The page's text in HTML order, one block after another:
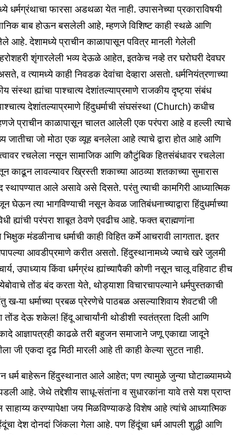
धर्मग्रंथाचा फारसा अडथळा येत नाही. उपासनेच्या प्रकाराविषयी
बाब होऊन बसलेली आहे, म्हणजे विशिष्ट काही स्थळे आणि
आहे. देशामध्ये प्राचीन काळापासून पवित्र मानली गेलेली
शृंगारलेली भव्य देऊळे आहेत, इतकेच नव्हे तर घरोघरी देवघर
व त्यामध्ये काही निवडक देवांचा देव्हारा असतो. धर्मनियंत्रणाच्या
संस्था ह्यांचा पाश्चात्य देशांतल्याप्रमाणे राजकीय दृष्ट्या संबंध
देशांतल्याप्रमाणे हिंदुधर्माची संघसंस्था (Church) कधीच
प्राचीन काळापासून चालत आलेली एक परंपरा आहे व हल्ली त्याचे
जो मोठा एक व्यूह बनलेला आहे त्याचे द्वारा होत आहे आणि
रचलेला नसून सामाजिक आणि कौटुंबिक हितसंबंधावर रचलेला
काढून लावल्यावर ख्रिस्ती शकाच्या आठव्या शतकाच्या सुमारास
स्थापण्यात आले असावे असे दिसते. परंतु त्याची कामगिरी आध्यात्मिक
त्या भागविण्याची नसून केवळ जातिबंधनाच्याद्वारा हिंदुधर्माच्या
ह्यांची परंपरा शाबूत ठेवणे एवढीच आहे. फक्त ब्राह्मणांना
मंडळीनाच धर्माची काही विहित कर्मे आचरावी लागतात. इतर
आवडीप्रमाणे करीत असतो. हिंदुस्थानामध्ये ज्याचे खरे जुलमी
उपाध्याय किंवा धर्मग्रंथ ह्यांच्यापैकी कोणी नसून चालू वहिवाट हीच
तोंड बंद करता येते, थोड्याशा विचारचापल्याने धर्मपुस्तकाची
ख-या धर्माच्या प्रबळ प्रेरणेचे पाठबळ असल्याशिवाय शेवटची जी
तोंड देऊ शकेल! हिंदू आचार्यांनी थोडीशी स्वतंत्रता दिली आणि
आज्ञापत्रही काढळे तरी बहुजन समाजाने जणू एकाद्या जादूने
जी एकदा दृढ मिठी मारली आहे ती काही केल्या सुटत नाही.
धर्म बाहेरून हिंदुस्थानात आले आहेत; पण त्यामुळे जुन्या घोटाळ्यामध्ये
आहे. जेथे तद्देशीय साधू-संतांना व सुधारकांना यावे तसे यश प्राप्त
करण्यापेक्षा जय मिळविण्याकडे विशेष आहे त्यांचे आध्यात्मिक
देश दोनदां जिंकला गेला आहे. पण हिंदूंचा धर्म आपली शुद्धी आणि